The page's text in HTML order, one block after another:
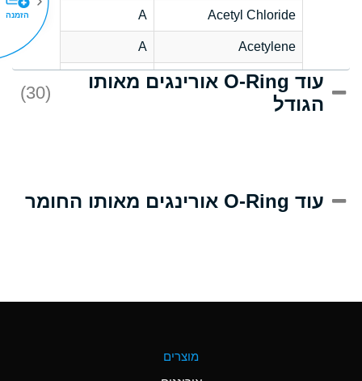
Acetyl Chloride
A
Acetylene
A
Acrlylonitrile
C
Adipic Acid
(Aqueous)
עוד O-Ring אורינגים מאותו
הגודל
(30)
עוד O-Ring אורינגים מאותו החומר
מוצרים
הזמנה